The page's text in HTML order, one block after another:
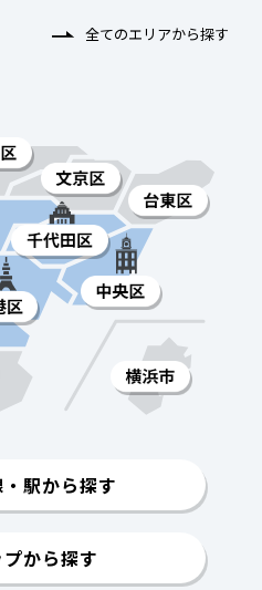
全てのエリアから探す
・駅から探す
プから探す